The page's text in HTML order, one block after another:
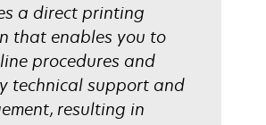
a direct printing
that enables you to
procedures and
technical support and
resulting in